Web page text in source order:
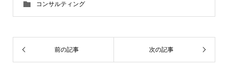
コンサルティング
前の記事 次の記事